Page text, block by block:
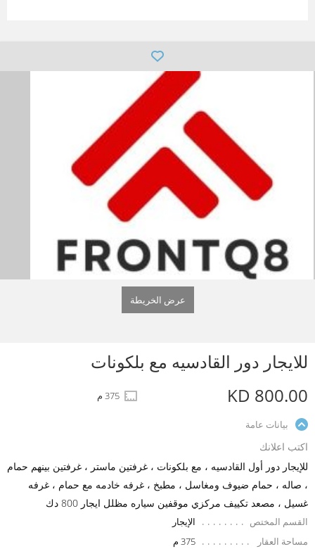
عرض الخريطة
للايجار دور القادسيه مع بلكونات
KD 800.00
375 م
بيانات عامة
اكتب اعلانك
للإيجار دور أول القادسيه ، مع بلكونات ، غرفتين ماستر ، غرفتين بينهم حمام
، صاله ، حمام ضيوف ومغاسل ، مطبخ ، غرفه خادمه مع حمام ، غرفه
غسيل ، مصعد تكييف مركزي موقفين سياره مظلل ايجار 800 دك
القسم المختص
الإيجار
مساحة العقار
375 م